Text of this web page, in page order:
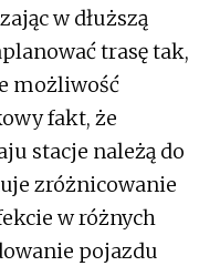
w dłuższą
trasę tak,
możliwość
fakt, że
stacje należą do
zróżnicowanie
w różnych
pojazdu